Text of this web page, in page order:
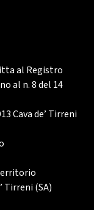
al Registro
al n. 8 del 14
Cava de’ Tirreni
Tirreni (SA)